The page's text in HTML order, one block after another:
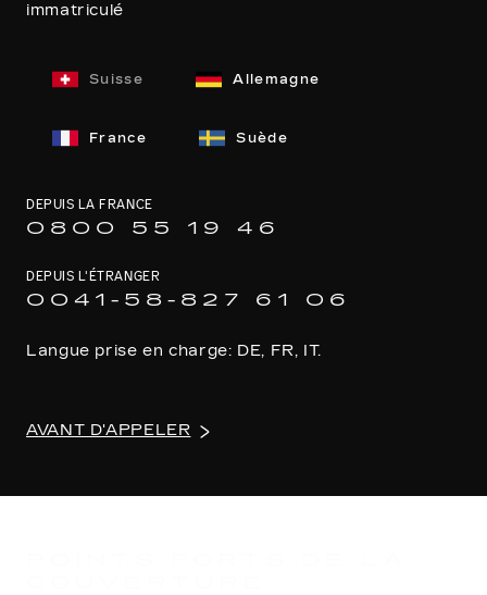
immatriculé
Suisse Allemagne
France Suède
DEPUIS LA FRANCE
0800 55 19 46
DEPUIS L'ÉTRANGER
0041-58-827 61 06
Langue prise en charge: DE, FR, IT.
AVANT D'APPELER